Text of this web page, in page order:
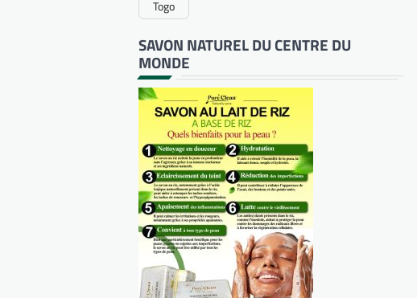
Togo
SAVON NATUREL DU CENTRE DU
MONDE